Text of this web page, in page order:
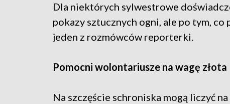
Dla niektórych sylwestrowe
pokazy sztucznych ogni, ale po tym, co
jeden z rozmówców reporterki.
Pomocni wolontariusze na wagę złota
Na szczęście schroniska mogą liczyć